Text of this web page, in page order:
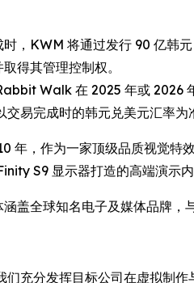
时，KWM 将通过发行 90 亿韩
得其管理控制权。
Walk 在 2025 年或 2026
交易完成时的韩元兑美元汇率
年，作为一家顶级品质视觉特
S9 显示器打造的高端演示
盖全球知名电子及媒体品牌，
们充分发挥目标公司在虚拟制